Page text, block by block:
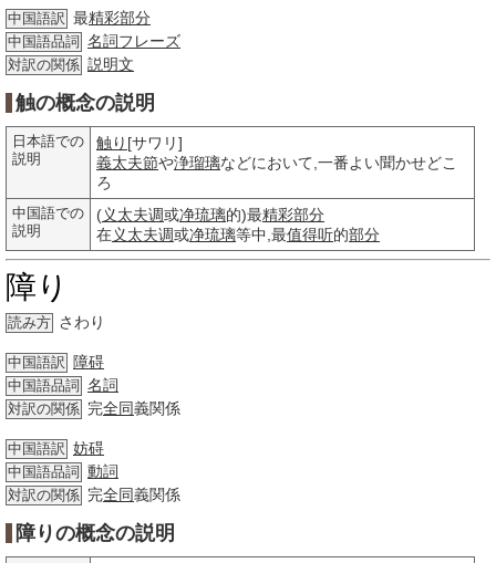
中国語訳 最精彩部分
中国語品詞 名詞フレーズ
対訳の関係 説明文
触の概念の説明
日本語での
説明
触り [サワリ]
義太夫節や浄瑠璃などにおいて,一番よい聞かせどこ
ろ
中国語での
説明
(义太夫调或净琉璃的)最精彩部分
在义太夫调或净琉璃等中,最值得听的部分
障り
読み方 さわり
中国語訳 障碍
中国語品詞 名詞
対訳の関係 完全同義関係
中国語訳 妨碍
中国語品詞 動詞
対訳の関係 完全同義関係
障りの概念の説明